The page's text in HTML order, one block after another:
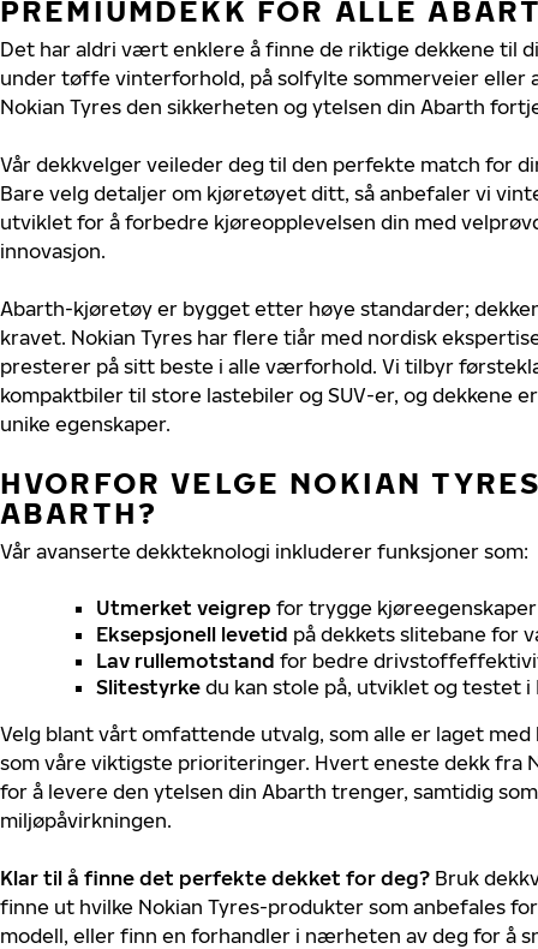
PREMIUMDEKK FOR ALLE
Det har aldri vært enklere å finne de riktige dekkene til
under tøffe vinterforhold, på solfylte sommerveier eller
Nokian Tyres den sikkerheten og ytelsen din Abarth
Vår dekkvelger veileder deg til den perfekte match for
Bare velg detaljer om kjøretøyet ditt, så anbefaler vi
utviklet for å forbedre kjøreopplevelsen din med
innovasjon.
Abarth-kjøretøy er bygget etter høye standarder;
kravet. Nokian Tyres har flere tiår med nordisk
presterer på sitt beste i alle værforhold. Vi tilbyr
kompaktbiler til store lastebiler og SUV-er, og dekkene
unike egenskaper.
HVORFOR VELGE NOKIAN
ABARTH?
Vår avanserte dekkteknologi inkluderer funksjoner som:
Utmerket veigrep for trygge
Eksepsjonell levetid på dekkets slitebane for
Lav rullemotstand for bedre
Slitestyrke du kan stole på, utviklet og testet i
Velg blant vårt omfattende utvalg, som alle er laget
som våre viktigste prioriteringer. Hvert eneste dekk fra
for å levere den ytelsen din Abarth trenger, samtidig
miljøpåvirkningen.
Klar til å finne det perfekte dekket for deg? Bruk
finne ut hvilke Nokian Tyres-produkter som anbefales
modell, eller finn en forhandler i nærheten av deg for å